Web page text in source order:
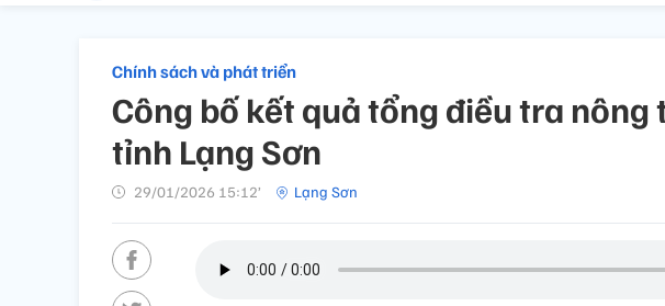
Chính sách và phát triển
Công bố kết quả tổng điều tra
tỉnh Lạng Sơn
29/01/2026 15:12’ Lạng Sơn